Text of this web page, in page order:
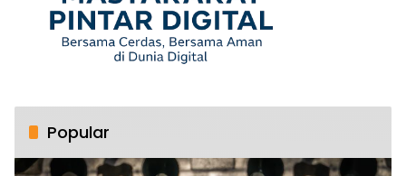
Popular